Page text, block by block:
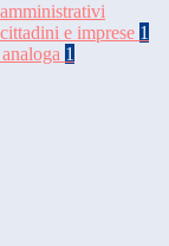
e imprese 1
1